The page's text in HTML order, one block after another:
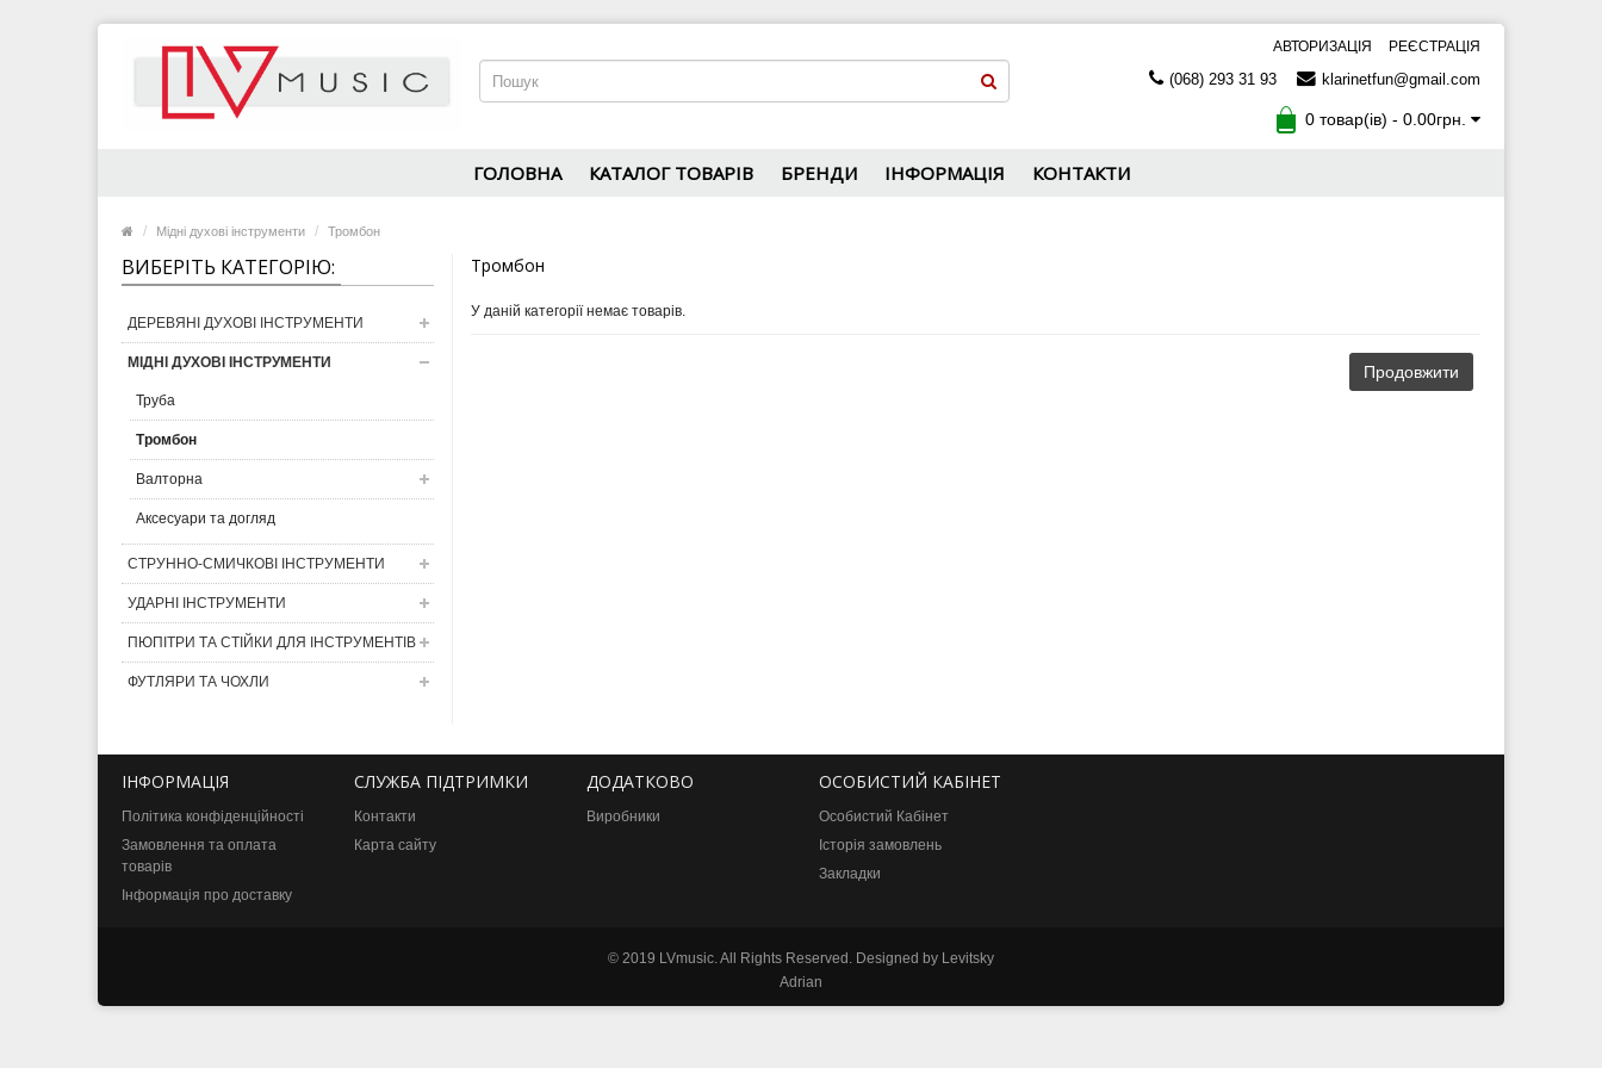
АВТОРИЗАЦІЯ РЕЄСТРАЦІЯ
(068) 293 31 93 klarinetfun@gmail.com
0 товар(ів) - 0.00грн.
ГОЛОВНА КАТАЛОГ ТОВАРІВ БРЕНДИ ІНФОРМАЦІЯ КОНТАКТИ
Мідні духові інструменти Тромбон
ВИБЕРІТЬ КАТЕГОРІЮ:
ДЕРЕВЯНІ ДУХОВІ ІНСТРУМЕНТИ
МІДНІ ДУХОВІ ІНСТРУМЕНТИ
Труба
Тромбон
Валторна
Аксесуари та догляд
СТРУННО-СМИЧКОВІ ІНСТРУМЕНТИ
УДАРНІ ІНСТРУМЕНТИ
ПЮПІТРИ ТА СТІЙКИ ДЛЯ ІНСТРУМЕНТІВ
ФУТЛЯРИ ТА ЧОХЛИ
Тромбон
У даній категорії немає товарів.
Продовжити
ІНФОРМАЦІЯ
Політика конфіденційності
Замовлення та оплата
товарів
Інформація про доставку
СЛУЖБА ПІДТРИМКИ
Контакти
Карта сайту
ДОДАТКОВО
Виробники
ОСОБИСТИЙ КАБІНЕТ
Особистий Кабінет
Історія замовлень
Закладки
© 2019 LVmusic. All Rights Reserved. Designed by Levitsky
Adrian